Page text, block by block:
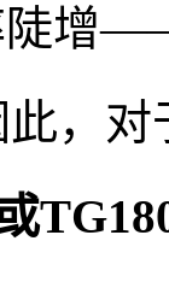
陡增
，对